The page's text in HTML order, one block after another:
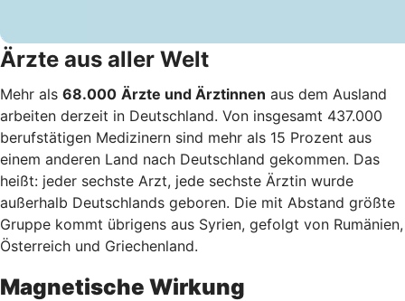
Ärzte aus aller Welt
Mehr als 68.000 Ärzte und Ärztinnen aus dem Ausland
arbeiten derzeit in Deutschland. Von insgesamt 437.000
berufstätigen Medizinern sind mehr als 15 Prozent aus
einem anderen Land nach Deutschland gekommen. Das
heißt: jeder sechste Arzt, jede sechste Ärztin wurde
außerhalb Deutschlands geboren. Die mit Abstand größte
Gruppe kommt übrigens aus Syrien, gefolgt von Rumänien,
Österreich und Griechenland.
Magnetische Wirkung